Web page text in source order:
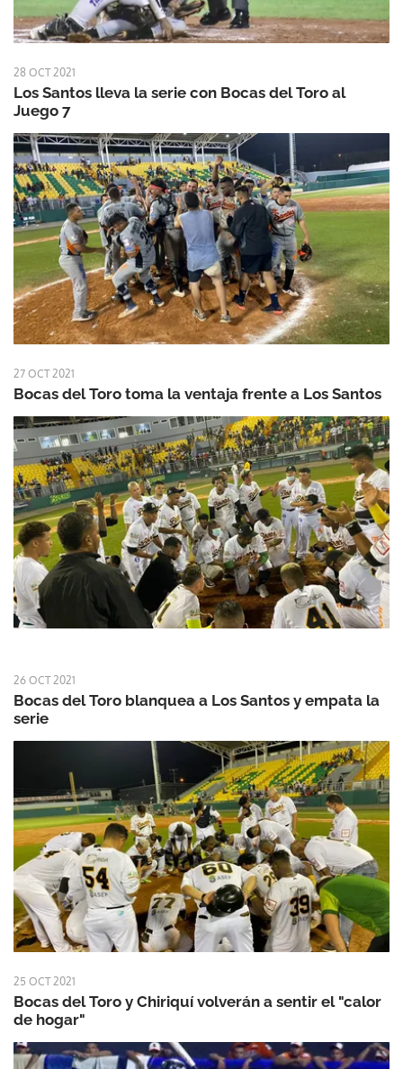
28 OCT 2021
Los Santos lleva la serie con Bocas del Toro al
Juego 7
27 OCT 2021
Bocas del Toro toma la ventaja frente a Los Santos
26 OCT 2021
Bocas del Toro blanquea a Los Santos y empata la
serie
25 OCT 2021
Bocas del Toro y Chiriquí volverán a sentir el "calor
de hogar"